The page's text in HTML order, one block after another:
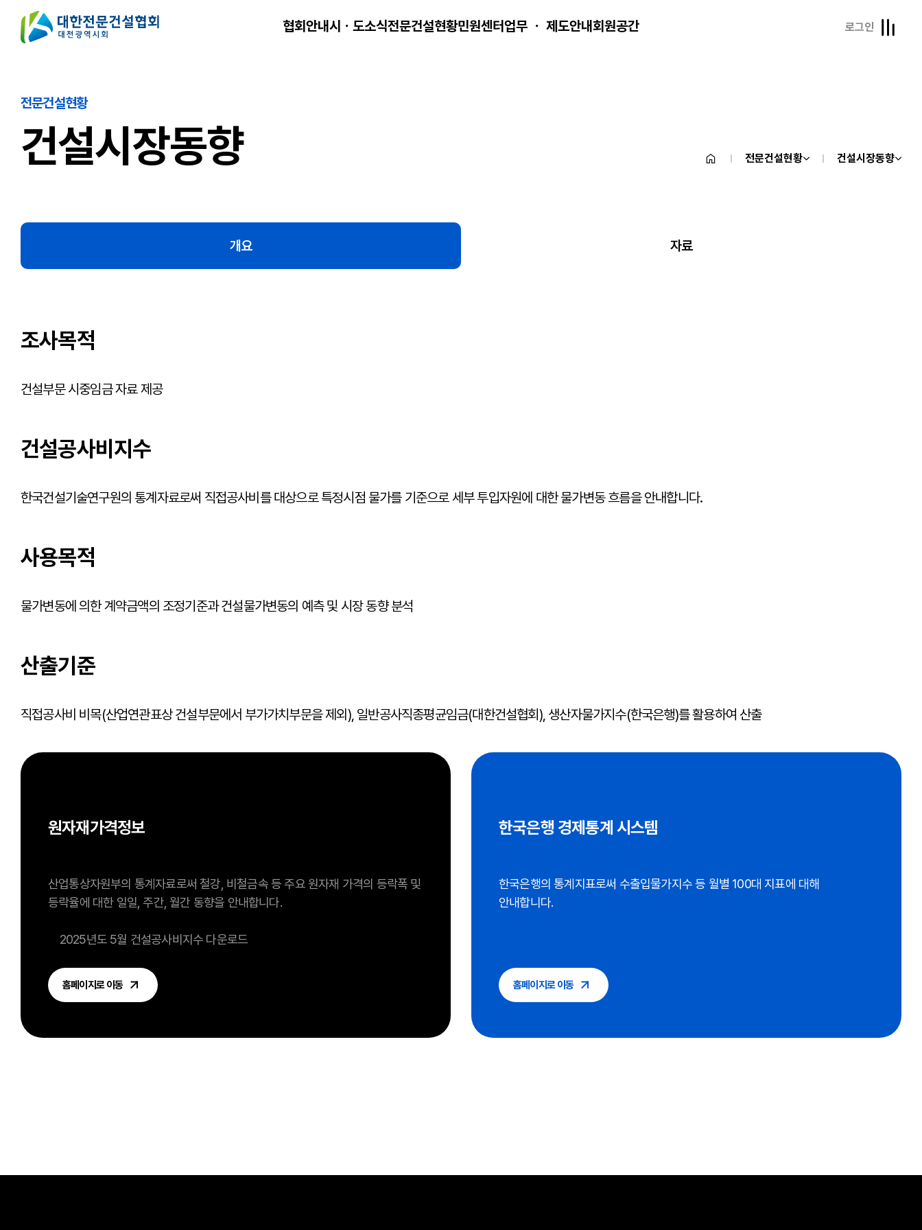
협회안내시ㆍ도소식전문건설현황민원센터업무 ㆍ 제도안내회원공간 로그인
전문건설현황
건설시장동향 전문건설현황 건설시장동향
개요 자료
조사목적
건설부문 시중임금 자료 제공
건설공사비지수
한국건설기술연구원의 통계자료로써 직접공사비를 대상으로 특정시점 물가를 기준으로 세부 투입자원에 대한 물가변동 흐름을 안내합니다.
사용목적
물가변동에 의한 계약금액의 조정기준과 건설물가변동의 예측 및 시장 동향 분석
산출기준
직접공사비 비목(산업연관표상 건설부문에서 부가가치부문을 제외), 일반공사직종평균임금(대한건설협회), 생산자물가지수(한국은행)를 활용하여 산출
원자재가격정보
산업통상자원부의 통계자료로써 철강, 비철금속 등 주요 원자재 가격의 등락폭 및
등락율에 대한 일일, 주간, 월간 동향을 안내합니다.
2025년도 5월 건설공사비지수 다운로드
홈페이지로 이동
한국은행 경제통계 시스템
한국은행의 통계지표로써 수출입물가지수 등 월별 100대 지표에 대해
안내합니다.
홈페이지로 이동